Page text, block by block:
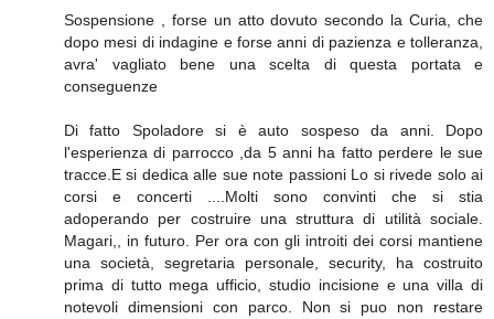
Sospensione , forse un atto dovuto secondo la Curia, che
dopo mesi di indagine e forse anni di pazienza e tolleranza,
avra' vagliato bene una scelta di questa portata e
conseguenze
Di fatto Spoladore si è auto sospeso da anni. Dopo
l'esperienza di parrocco ,da 5 anni ha fatto perdere le sue
tracce.E si dedica alle sue note passioni Lo si rivede solo ai
corsi e concerti ....Molti sono convinti che si stia
adoperando per costruire una struttura di utilità sociale.
Magari,, in futuro. Per ora con gli introiti dei corsi mantiene
una società, segretaria personale, security, ha costruito
prima di tutto mega ufficio, studio incisione e una villa di
notevoli dimensioni con parco. Non si puo non restare